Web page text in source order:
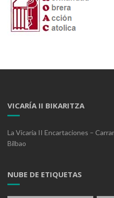
VICARÍA II BIKARITZA
La Vicaría II Encartaciones –
Bilbao
NUBE DE ETIQUETAS